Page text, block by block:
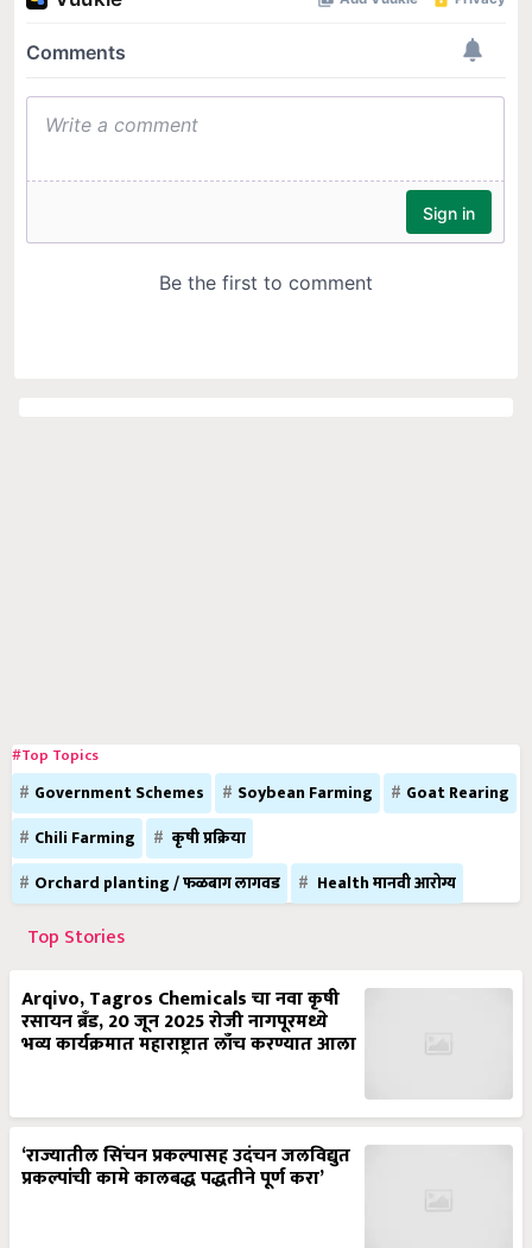
#Top Topics
Government Schemes Soybean Farming
Goat Rearing
Chili Farming
कृषी प्रक्रिया
Orchard planting / फळबाग लागवड
Health मानवी आरोग्य
Top Stories
Arqivo, Tagros Chemicals चा नवा कृषी
रसायन ब्रँड, 20 जून 2025 रोजी नागपूरमध्ये
भव्य कार्यक्रमात महाराष्ट्रात लाँच करण्यात आला
‘राज्यातील सिंचन प्रकल्पासह उदंचन जलविद्युत
प्रकल्पांची कामे कालबद्ध पद्धतीने पूर्ण करा’